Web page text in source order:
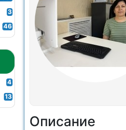
3
46
4
13
Описание